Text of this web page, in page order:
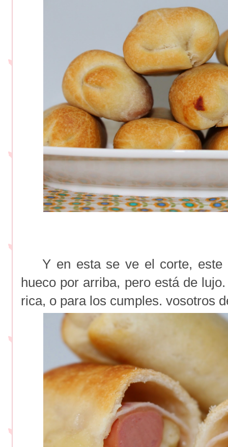
Y en esta se ve el corte, este
hueco por arriba, pero está de
rica, o para los cumples. vosotros